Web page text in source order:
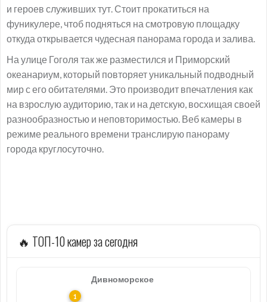
и героев служивших тут. Стоит прокатиться на
фуникулере, чтоб подняться на смотровую площадку
откуда открывается чудесная панорама города и залива.
На улице Гоголя так же разместился и Приморский
океанариум, который повторяет уникальный подводный
мир с его обитателями. Это производит впечатления как
на взрослую аудиторию, так и на детскую, восхищая своей
разнообразностью и неповторимостью. Веб камеры в
режиме реального времени транслирую панораму
города круглосуточно.
🔥 ТОП-10 камер за сегодня
Дивноморское